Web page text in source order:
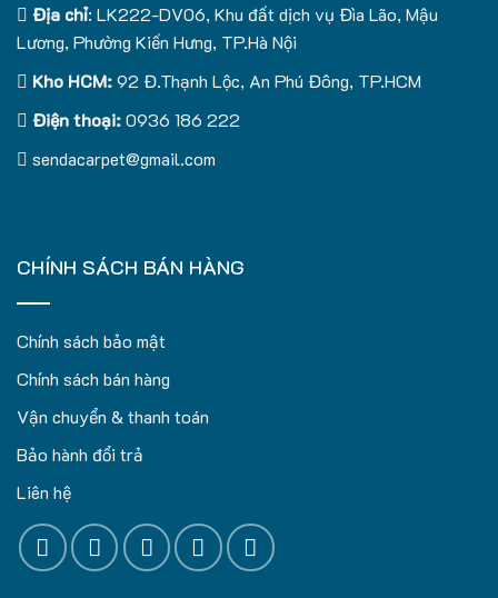
Địa chỉ: LK222-DV06, Khu đất dịch vụ Đìa Lão, Mậu
Lương, Phường Kiến Hưng, TP.Hà Nội
Kho HCM:92 Đ.Thạnh Lộc, An Phú Đông, TP.HCM
Điện thoại:0936 186 222
sendacarpet@gmail.com
CHÍNH SÁCH BÁN HÀNG
Chính sách bảo mật
Chính sách bán hàng
Vận chuyển & thanh toán
Bảo hành đổi trả
Liên hệ